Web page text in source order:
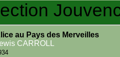
au Pays des Merveilles
CARROLL